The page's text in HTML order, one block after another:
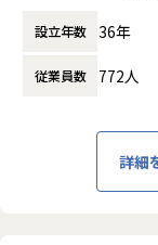
リノベートするこ
・VISION「基幹系
2020年にSHIFTグ
また本部内では事
・製造業はそもそ
とつとっても、一
じ、働きやすさが
画策定・パフォー
し、EPMの強みは
■Anaplanとは？
Anaplan社は、米
企業
チ
スを
ード
設立年数 36年
従業員数 772人
詳細